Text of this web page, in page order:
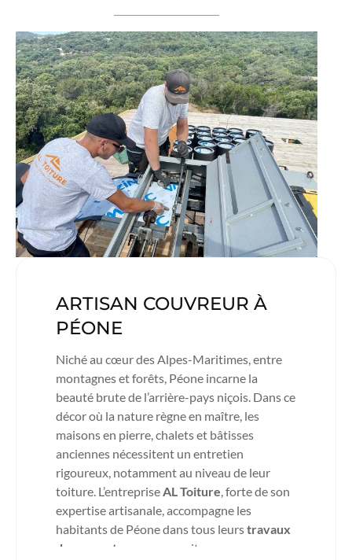
ARTISAN COUVREUR À
PÉONE
Niché au cœur des Alpes-Maritimes, entre
montagnes et forêts, Péone incarne la
beauté brute de l’arrière-pays niçois. Dans ce
décor où la nature règne en maître, les
maisons en pierre, chalets et bâtisses
anciennes nécessitent un entretien
rigoureux, notamment au niveau de leur
toiture. L’entrepriseAL Toiture, forte de son
expertise artisanale, accompagne les
habitants de Péone dans tous leurstravaux
de couverture
, que ce soit pour une